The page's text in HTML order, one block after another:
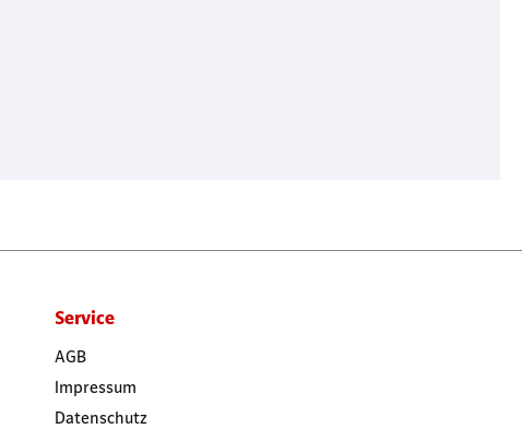
Service
AGB
Impressum
Datenschutz